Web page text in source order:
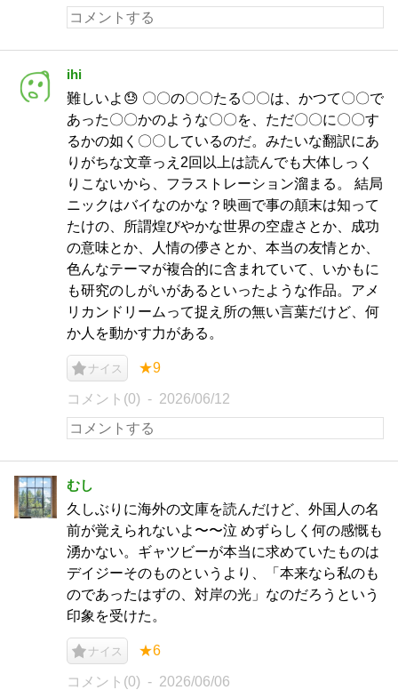
ihi
難しいよ😓 〇〇の〇〇たる〇〇は、かつて〇〇で
あった〇〇かのような〇〇を、ただ〇〇に〇〇す
るかの如く〇〇しているのだ。みたいな翻訳にあ
りがちな文章っえ2回以上は読んでも大体しっく
りこないから、フラストレーション溜まる。 結局
ニックはバイなのかな？映画で事の顛末は知って
たけの、所謂煌びやかな世界の空虚さとか、成功
の意味とか、人情の儚さとか、本当の友情とか、
色んなテーマが複合的に含まれていて、いかもに
も研究のしがいがあるといったような作品。アメ
リカンドリームって捉え所の無い言葉だけど、何
か人を動かす力がある。
ナイス ★9
コメント(0) 2026/06/12
むし
久しぶりに海外の文庫を読んだけど、外国人の名
前が覚えられないよ〜〜泣 めずらしく何の感慨も
湧かない。ギャツビーが本当に求めていたものは
デイジーそのものというより、「本来なら私のも
のであったはずの、対岸の光」なのだろうという
印象を受けた。
ナイス ★6
コメント(0) 2026/06/06